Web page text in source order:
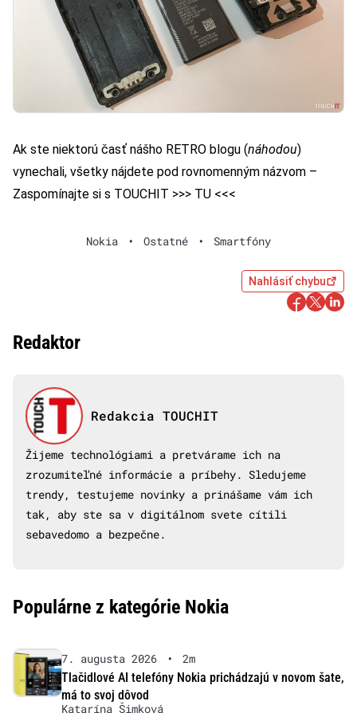
Ak ste niektorú časť nášho RETRO blogu (náhodou)
vynechali, všetky nájdete pod rovnomenným názvom –
Zaspomínajte si s TOUCHIT >>> TU <<<
Nokia • Ostatné • Smartfóny
Nahlásiť chybu
Redaktor
Redakcia TOUCHIT
Žijeme technológiami a pretvárame ich na
zrozumiteľné informácie a príbehy. Sledujeme
trendy, testujeme novinky a prinášame vám ich
tak, aby ste sa v digitálnom svete cítili
sebavedomo a bezpečne.
Populárne z kategórie Nokia
7. augusta 2026 •
2m
Tlačidlové AI telefóny Nokia prichádzajú v novom šate,
má to svoj dôvod
Katarína Šimková